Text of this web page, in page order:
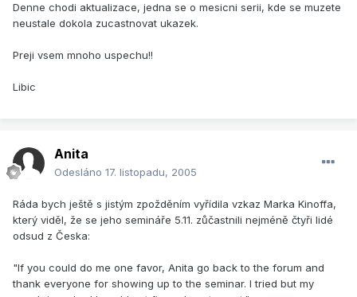
Denne chodi aktualizace, jedna se o mesicni serii, kde se muzete
neustale dokola zucastnovat ukazek.
Preji vsem mnoho uspechu!!
Libic
Anita
Odesláno 17. listopadu, 2005
Ráda bych ještě s jistým zpožděním vyřídila vzkaz Marka Kinoffa,
který viděl, že se jeho semináře 5.11. zůčastnili nejméně čtyři lidé
odsud z Česka:
"If you could do me one favor, Anita go back to the forum and
thank everyone for showing up to the seminar. I tried but my